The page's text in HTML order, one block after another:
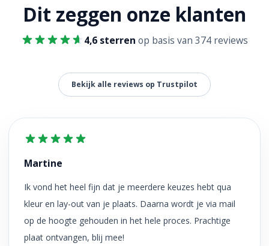
Dit zeggen onze klanten
4,6 sterren op basis van 374 reviews
Bekijk alle reviews op Trustpilot
Martine
Ik vond het heel fijn dat je meerdere keuzes hebt qua
kleur en lay-out van je plaats. Daarna wordt je via mail
op de hoogte gehouden in het hele proces. Prachtige
plaat ontvangen, blij mee!